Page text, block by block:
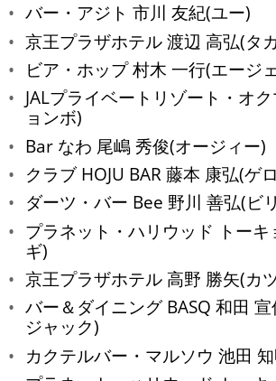
バー・アジト 市川 友紀(ユー)
京王プラザホテル 渡辺 高弘(タ
ビア・ホップ 村木 一行(エージ
JALプライベートリゾート・オ
ョンボ)
Bar なわ 尾嶋 秀俊(オージィー)
クラブ HOJU BAR 藤本 康弘(ゲ
ダーツ・バー Bee 野川 善弘(ビ
プラネット・ハリウッド トーキ
ギ)
京王プラザホテル 高野 勝矢(カ
バー＆ダイニング BASQ 和田 宣
ジャック)
カクテルバー・マルソウ 池田